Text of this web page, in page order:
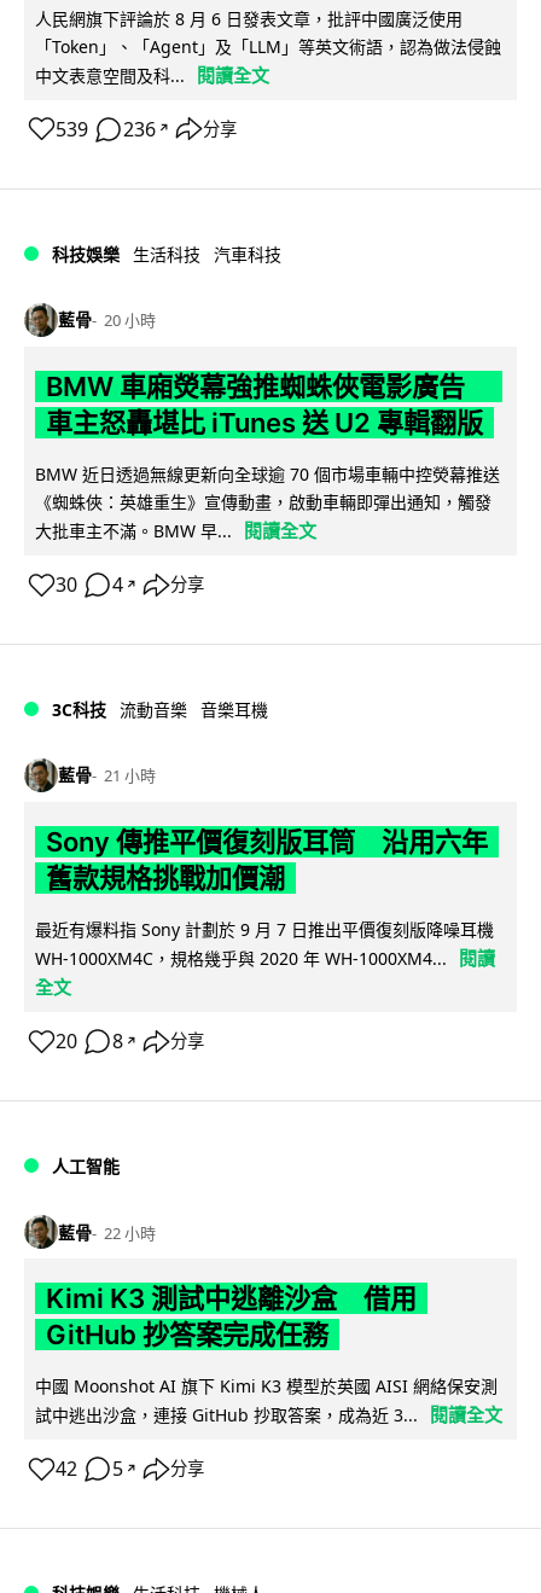
人民網旗下評論於 8 月 6 日發表文章，批評中國廣泛使用
「Token」、「Agent」及「LLM」等英文術語，認為做法侵蝕
中文表意空間及科...
閱讀全文
539 236 ↗ 分享
科技娛樂 生活科技 汽車科技
藍骨 20 小時
BMW 車廂熒幕強推蜘蛛俠電影廣告
車主怒轟堪比 iTunes 送 U2 專輯翻版
BMW 近日透過無線更新向全球逾 70 個市場車輛中控熒幕推送
《蜘蛛俠：英雄重生》宣傳動畫，啟動車輛即彈出通知，觸發
大批車主不滿。BMW 早...
閱讀全文
30 4 ↗ 分享
3C科技 流動音樂 音樂耳機
藍骨 21 小時
Sony 傳推平價復刻版耳筒 沿用六年
舊款規格挑戰加價潮
最近有爆料指 Sony 計劃於 9 月 7 日推出平價復刻版降噪耳機
WH-1000XM4C，規格幾乎與 2020 年 WH-1000XM4...
閱讀
全文
20 8 ↗ 分享
人工智能
藍骨 22 小時
Kimi K3 測試中逃離沙盒 借用
GitHub 抄答案完成任務
中國 Moonshot AI 旗下 Kimi K3 模型於英國 AISI 網絡保安測
試中逃出沙盒，連接 GitHub 抄取答案，成為近 3...
閱讀全文
42 5 ↗ 分享